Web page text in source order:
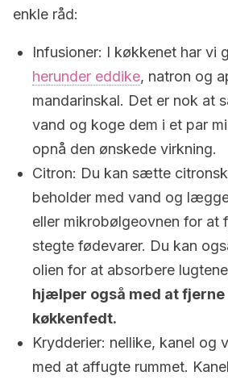
enkle råd:
Infusioner: I køkkenet har vi
herunder eddike, natron og
mandarinskal. Det er nok at
vand og koge dem i et par
opnå den ønskede virkning.
Citron: Du kan sætte
beholder med vand og
eller mikrobølgeovnen for at
stegte fødevarer. Du kan
olien for at absorbere
hjælper også med at
køkkenfedt.
Krydderier: nellike, kanel og
med at affugte rummet.